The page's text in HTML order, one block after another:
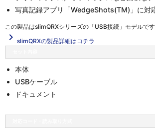
写真記録アプリ「WedgeShots(TM)」に対
この製品はslimQRXシリーズの「USB接続」 モデルです
navigate_next slimQRXの製品詳細はコチラ
本体
USBケーブル
ドキュメント